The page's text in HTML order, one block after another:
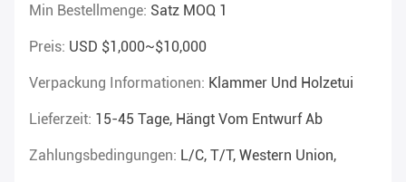
Min Bestellmenge: Satz MOQ 1
Preis: USD $1,000~$10,000
Verpackung Informationen: Klammer Und Holzetui
Lieferzeit: 15-45 Tage, Hängt Vom Entwurf Ab
Zahlungsbedingungen: L/C, T/T, Western Union,